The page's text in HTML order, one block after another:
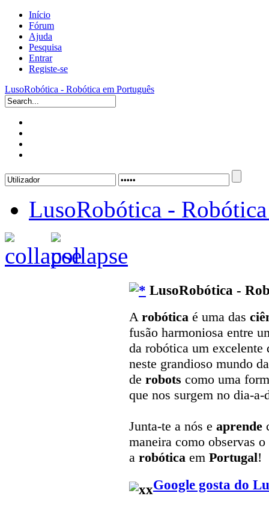
Início
Fórum
Ajuda
Pesquisa
Entrar
Registe-se
LusoRobótica - Robótica em Português
LusoRobótica -
LusoRobótica -
A robótica é uma das
fusão harmoniosa entre
da robótica um
neste grandioso mundo
de robots como uma
que nos surgem no dia-a-
Junta-te a nós e aprende
maneira como observas
a robótica em Portugal!
Google gosta do